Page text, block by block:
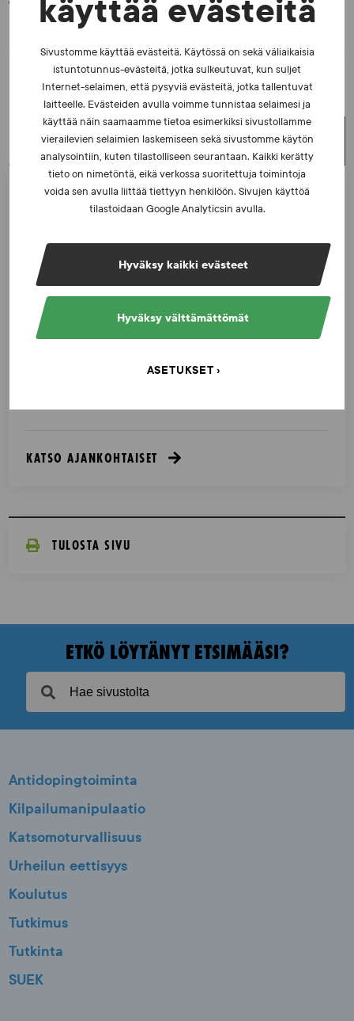
käyttää evästeitä
Sivustomme käyttää evästeitä. Käytössä on sekä väliaikaisia
istuntotunnus-evästeitä, jotka sulkeutuvat, kun suljet
Internet-selaimen, että pysyviä evästeitä, jotka tallentuvat
laitteelle. Evästeiden avulla voimme tunnistaa selaimesi ja
käyttää näin saamaamme tietoa esimerkiksi sivustollamme
vierailevien selaimien laskemiseen sekä sivustomme käytön
analysointiin, kuten tilastolliseen seurantaan. Kaikki kerätty
tieto on nimetöntä, eikä verkossa suoritettuja toimintoja
voida sen avulla liittää tiettyyn henkilöön. Sivujen käyttöä
tilastoidaan Google Analyticsin avulla.
Hyväksy kaikki evästeet
Hyväksy välttämättömät
ASETUKSET
UUSIMMAT UUTISET
UUTISET - 5.8.2026
Iljukov SUEKin lääketieteelliseksi asiantuntijaksi
Dopingrikkomuspäätösten julkistaminen: kysymyksiä
ja vastauksia EUT:n ratkaisusta
KATSO AJANKOHTAISET
TULOSTA SIVU
ETKÖ LÖYTÄNYT ETSIMÄÄSI?
Antidopingtoiminta
Kilpailumanipulaatio
Katsomoturvallisuus
Urheilun eettisyys
Koulutus
Tutkimus
Tutkinta
SUEK